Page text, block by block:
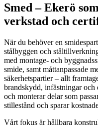
Smed – Ekerö
verkstad och
När du behöver en
stålbyggen och
med montage- och
smide, samt måttanpassade
säkerhetspartier – allt
brandskydd, infästningar och
och monterar delar som
stillestånd och sparar
Vårt fokus är hållbara